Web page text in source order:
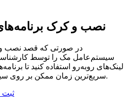
نصب و کرک
در صورتی که قصد نصب و
سیستم‌عامل مک را توسط کارشناسان
لینک‌های رو‌به‌رو استفاده کنید تا
سریع‌ترین زمان ممکن بر روی سیستم شما نصب و کرک شود.